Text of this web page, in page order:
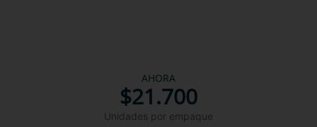
AHORA
$21.700
Unidades por empaque